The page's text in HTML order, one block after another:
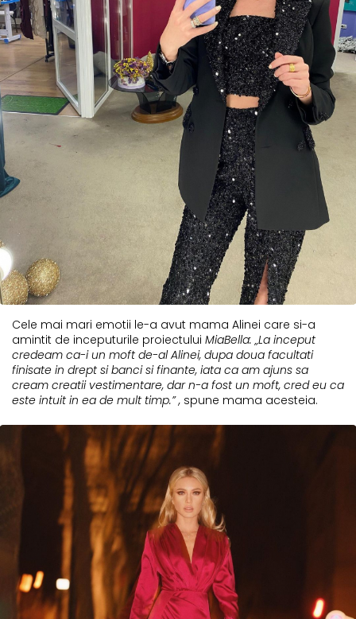
Cele mai mari emotii le-a avut mama Alinei care si-a
amintit de inceputurile proiectului MiaBella: „La inceput
credeam ca-i un moft de-al Alinei, dupa doua facultati
finisate in drept si banci si finante, iata ca am ajuns sa
cream creatii vestimentare, dar n-a fost un moft, cred eu ca
este intuit in ea de mult timp.” , spune mama acesteia.